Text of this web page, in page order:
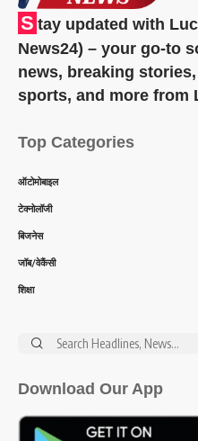
S tay updated with
News24) – your go-to
news, breaking
sports, and more from
Top Categories
ऑटोमोबाइल
टेक्नोलॉजी
बिजनेस
जॉब/वेकैंसी
शिक्षा
Search
Download Our App